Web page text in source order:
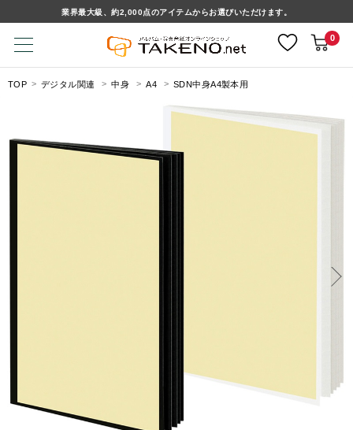
業界最大級、約2,000点のアイテムからお選びいただけます。
0
TOP デジタル関連 中身 A4 SDN中身A4製本用